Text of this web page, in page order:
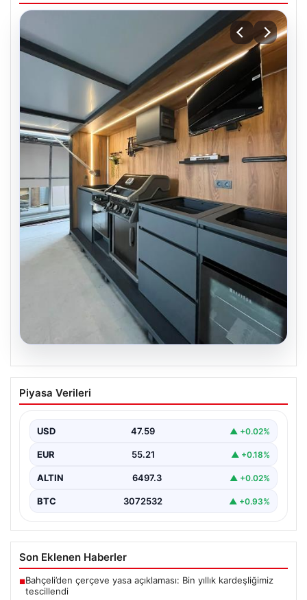
04.08.2026
Açık Hava Yaşam alanlarında Konfor ve
bahçe mutfağı Tasarımları
değerli alanlarından bir tanesi gelmiştir. Yeşille iç…
Piyasa Verileri
USD 47.59 ▲ +0.02%
EUR 55.21 ▲ +0.18%
ALTIN 6497.3 ▲ +0.02%
BTC 3072532 ▲ +0.93%
Son Eklenen Haberler
■Bahçeli’den çerçeve yasa açıklaması: Bin yıllık kardeşliğimiz
tescillendi